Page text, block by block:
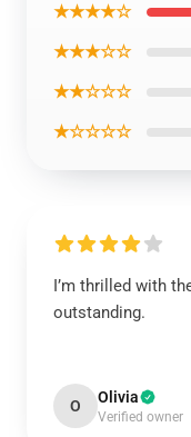
★★★★☆
★★★☆☆
★★☆☆☆
★☆☆☆☆
I’m thrilled with
outstanding.
O Olivia
Verified owner